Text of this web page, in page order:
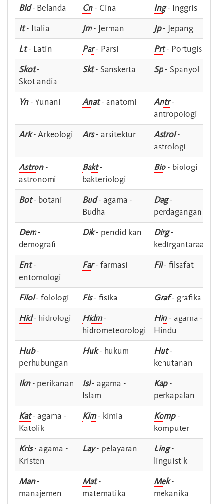
Bld- Belanda Cn- Cina Ing- Inggris
It- Italia Jm- Jerman Jp- Jepang
Lt- Latin Par- Parsi Prt- Portugis
Skot-
Skotlandia
Skt- Sanskerta Sp- Spanyol
Yn- Yunani Anat- anatomi Antr-
antropologi
Ark- Arkeologi Ars- arsitektur Astrol-
astrologi
Astron-
astronomi
Bakt-
bakteriologi
Bio- biologi
Bot- botani Bud- agama -
Budha
Dag-
perdagangan
Dem-
demografi
Dik- pendidikan Dirg-
kedirgantaraan
Ent-
entomologi
Far- farmasi Fil- filsafat
Filol- folologi Fis- fisika Graf- grafika
Hid- hidrologi Hidm-
hidrometeorologi
Hin- agama -
Hindu
Hub-
perhubungan
Huk- hukum Hut-
kehutanan
Ikn- perikanan Isl- agama -
Islam
Kap-
perkapalan
Kat- agama -
Katolik
Kim- kimia Komp-
komputer
Kris- agama -
Kristen
Lay- pelayaran Ling-
linguistik
Man-
manajemen
Mat-
matematika
Mek-
mekanika